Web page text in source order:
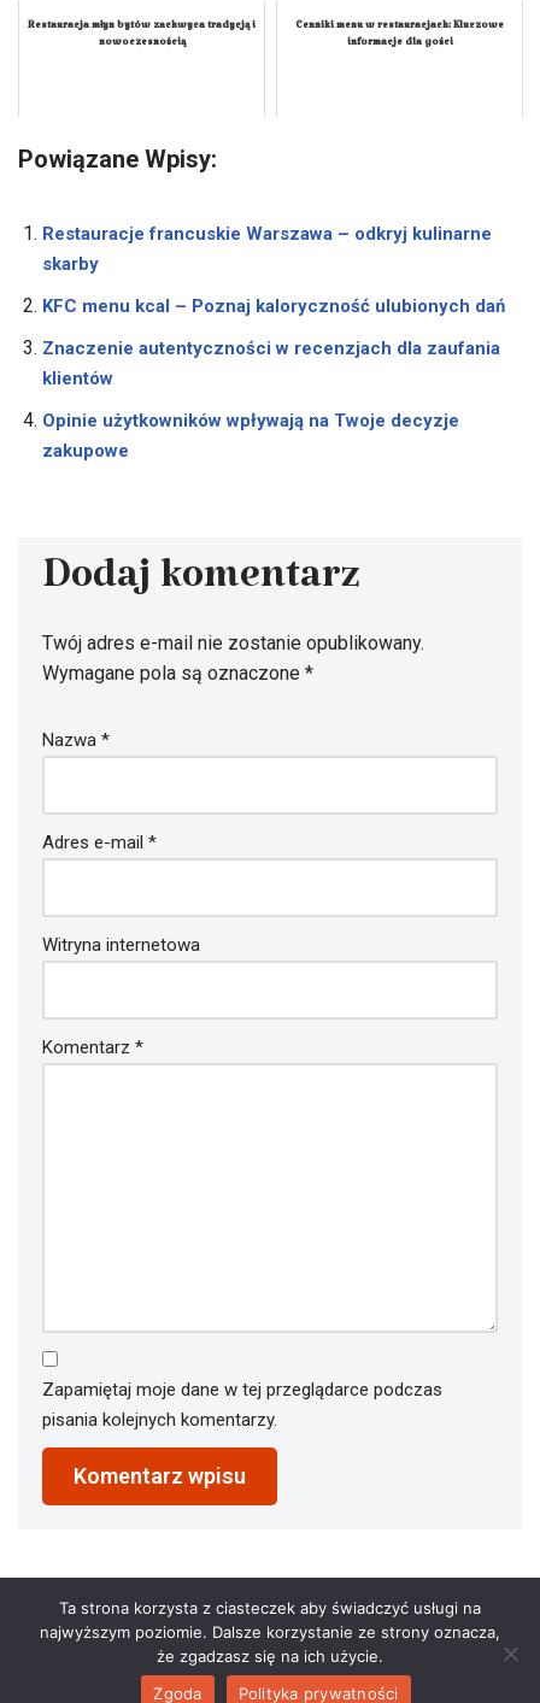
Restauracja młyn bytów zachwyca tradycją i
nowoczesnością
Cenniki menu w restauracjach: Kluczowe
informacje dla gości
Powiązane Wpisy:
Restauracje francuskie Warszawa – odkryj kulinarne
skarby
KFC menu kcal – Poznaj kaloryczność ulubionych dań
Znaczenie autentyczności w recenzjach dla zaufania
klientów
Opinie użytkowników wpływają na Twoje decyzje
zakupowe
Dodaj komentarz
Twój adres e-mail nie zostanie opublikowany.
Wymagane pola są oznaczone *
Nazwa *
Adres e-mail *
Witryna internetowa
Komentarz *
Zapamiętaj moje dane w tej przeglądarce podczas
pisania kolejnych komentarzy.
Ta strona korzysta z ciasteczek aby świadczyć usługi na
najwyższym poziomie. Dalsze korzystanie ze strony oznacza,
że zgadzasz się na ich użycie.
Zgoda
Polityka prywatności